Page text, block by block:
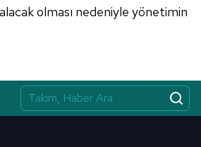
olması nedeniyle yönetimin